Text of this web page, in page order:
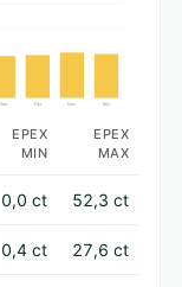
Sep Okt Nov Dec
EPEX
MIN
EPEX
MAX
0,0 ct 52,3 ct
0,4 ct 27,6 ct